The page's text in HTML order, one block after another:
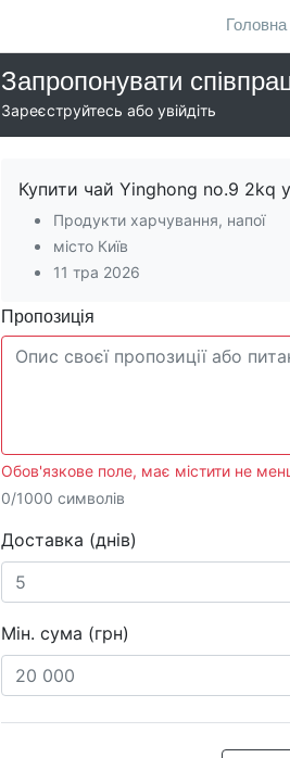
Головна
Запропонувати
Зареєструйтесь або увійдіть
Купити чай Yinghong no.9 2kq
Продукти харчування, напої
місто Київ
11 тра 2026
Пропозиція
Обов'язкове поле, має містити не
0/1000 символів
Доставка (днів)
Мін. сума (грн)